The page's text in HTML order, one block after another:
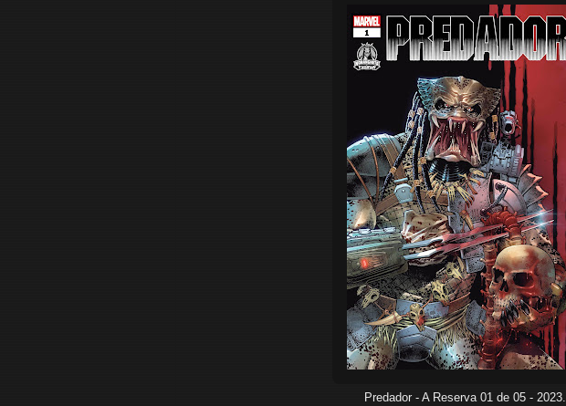
Predador - A Reserva 01 de 05 - 2023.